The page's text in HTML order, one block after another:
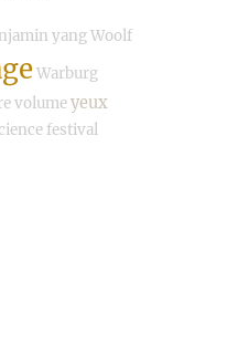
yangWoolf
Warburg
volumeyeux
festival